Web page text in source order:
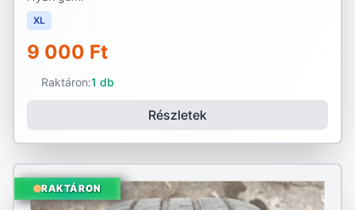
XL
9 000 Ft
Raktáron:1 db
Részletek
RAKTÁRON